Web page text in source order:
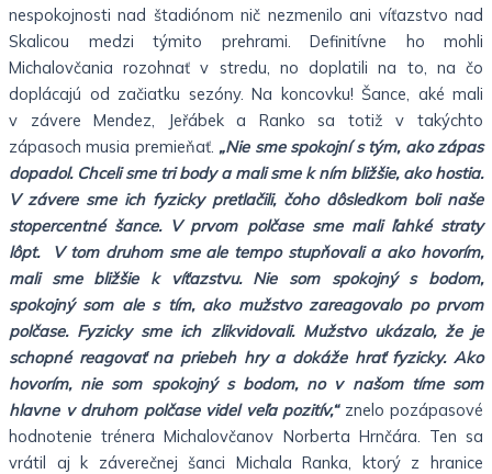
nespokojnosti nad štadiónom nič nezmenilo ani víťazstvo nad
Skalicou medzi týmito prehrami. Definitívne ho mohli
Michalovčania rozohnať v stredu, no doplatili na to, na čo
doplácajú od začiatku sezóny. Na koncovku! Šance, aké mali
v závere Mendez, Jeřábek a Ranko sa totiž v takýchto
zápasoch musia premieňať. „Nie sme spokojní s tým, ako zápas
dopadol. Chceli sme tri body a mali sme k ním bližšie, ako hostia.
V závere sme ich fyzicky pretlačili, čoho dôsledkom boli naše
stopercentné šance. V prvom polčase sme mali ľahké straty
lôpt. V tom druhom sme ale tempo stupňovali a ako hovorím,
mali sme bližšie k víťazstvu. Nie som spokojný s bodom,
spokojný som ale s tím, ako mužstvo zareagovalo po prvom
polčase. Fyzicky sme ich zlikvidovali. Mužstvo ukázalo, že je
schopné reagovať na priebeh hry a dokáže hrať fyzicky. Ako
hovorím, nie som spokojný s bodom, no v našom tíme som
hlavne v druhom polčase videl veľa pozitív,“znelo pozápasové
hodnotenie trénera Michalovčanov Norberta Hrnčára. Ten sa
vrátil aj k záverečnej šanci Michala Ranka, ktorý z hranice